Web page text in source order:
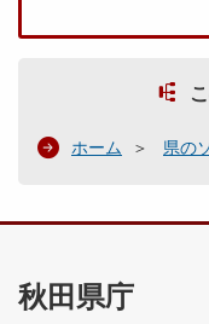
ホーム 県の
秋田県庁